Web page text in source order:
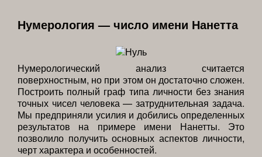
Нумерология — число имени Нанетта
Нумерологический анализ считается
поверхностным, но при этом он достаточно сложен.
Построить полный граф типа личности без знания
точных чисел человека — затруднительная задача.
Мы предприняли усилия и добились определенных
результатов на примере имени Нанетты. Это
позволило получить основных аспектов личности,
черт характера и особенностей.